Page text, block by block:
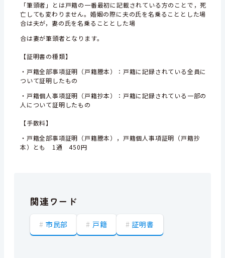
「筆頭者」とは戸籍の一番最初に記載されている方のことで，死
亡しても変わりません。婚姻の際に夫の氏を名乗ることとした場
合は夫が，妻の氏を名乗ることとした場
合は妻が筆頭者となります。
【証明書の種類】
・戸籍全部事項証明（戸籍謄本）：戸籍に記録されている全員に
ついて証明したもの
・戸籍個人事項証明（戸籍抄本）：戸籍に記録されている一部の
人について証明したもの
【手数料】
・戸籍全部事項証明（戸籍謄本），戸籍個人事項証明（戸籍抄
本）とも 1通 450円
関連ワード
市民部 戸籍 証明書